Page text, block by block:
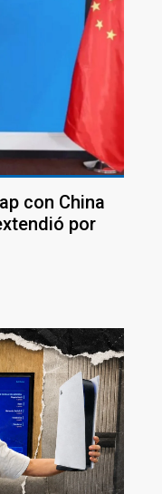
con China
por